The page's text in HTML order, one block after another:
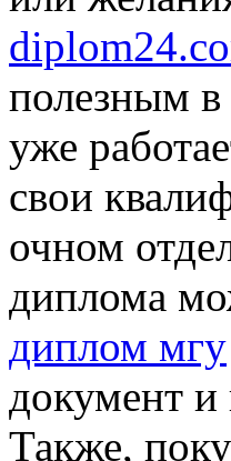
полезным
уже
свои
очном
диплома
диплом мгу
документ
Также,